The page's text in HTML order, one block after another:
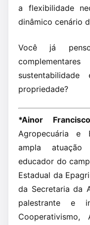
a flexibilidade
dinâmico cenário
Você já
propriedade?
*Ainor
Agropecuária e
ampla atuação
educador do
Estadual da
da Secretaria da
palestrante e
Cooperativismo,